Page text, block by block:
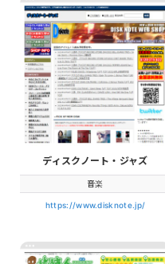
ディスクノート・ジャズ
音楽
https://www.disknote.jp/